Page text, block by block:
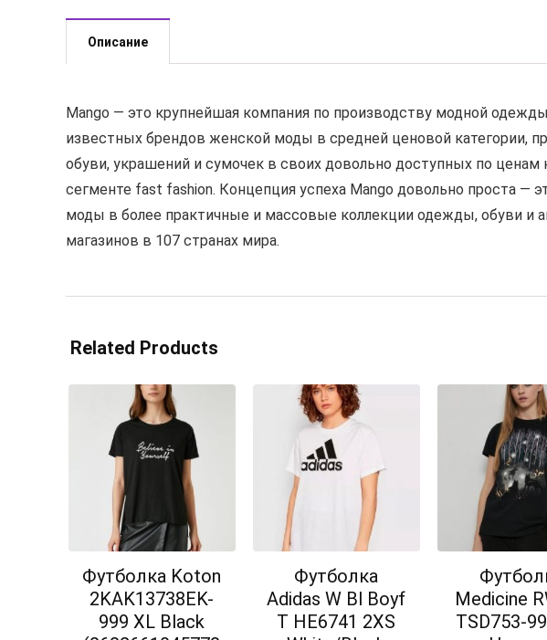
Описание
Mango — это крупнейшая компания по производству модной
известных брендов женской моды в средней ценовой
обуви, украшений и сумочек в своих довольно доступных по
сегменте fast fashion. Концепция успеха Mango довольно проста
моды в более практичные и массовые коллекции одежды, обуви и
магазинов в 107 странах мира.
Related Products
Футболка Koton
2KAK13738EK-
999 XL Black
Футболка
Adidas W Bl Boyf
T HE6741 2XS
Medicine
TSD753-